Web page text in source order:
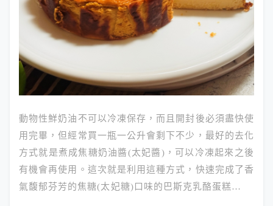
動物性鮮奶油不可以冷凍保存，而且開封後必須盡快使
用完畢，但經常買一瓶一公升會剩下不少，最好的去化
方式就是煮成焦糖奶油醬(太妃醬)，可以冷凍起來之後
有機會再使用。這次就是利用這種方式，快速完成了香
氣馥郁芬芳的焦糖(太妃糖)口味的巴斯克乳酪蛋糕…